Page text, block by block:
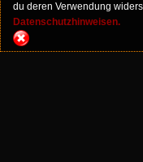
du deren Verwendung
Datenschutzhinweisen.